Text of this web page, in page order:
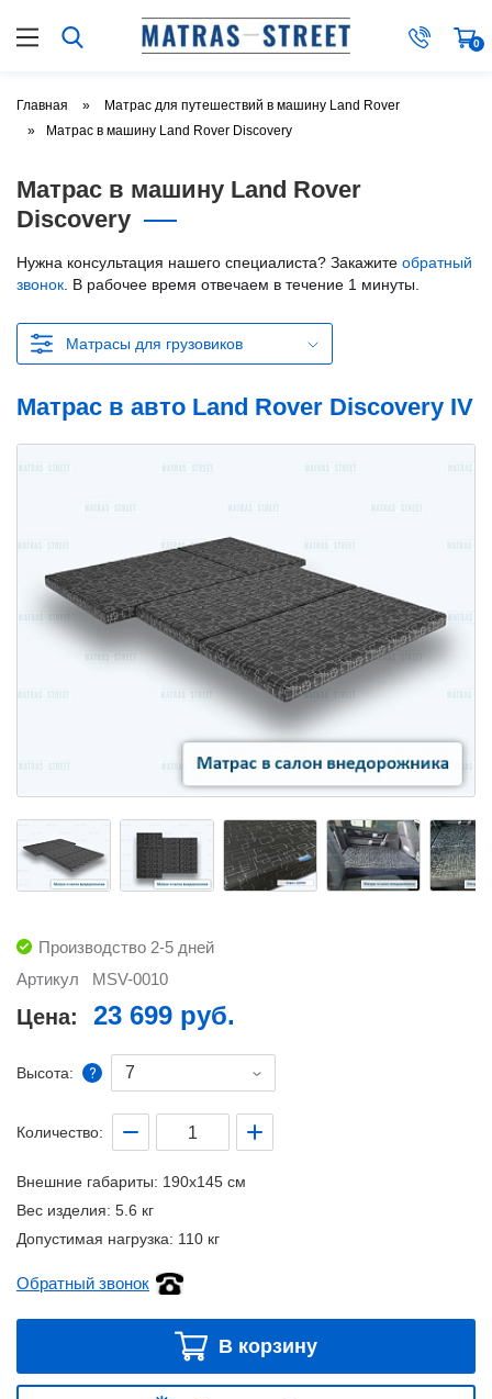
0
Главная
Матрас для путешествий в машину Land Rover
Матрас в машину Land Rover Discovery
Матрас в машину Land Rover
Discovery
Нужна консультация нашего специалиста? Закажите обратный
звонок . В рабочее время отвечаем в течение 1 минуты.
Матрасы для грузовиков
Матрас в авто Land Rover Discovery IV
Артикул MSV-0010
Производство 2-5 дней
Цена: 23 699 руб.
Высота: 7
Количество:
Внешние габариты: 190x145 см
Вес изделия: 5.6 кг
Допустимая нагрузка: 110 кг
Обратный звонок
В корзину